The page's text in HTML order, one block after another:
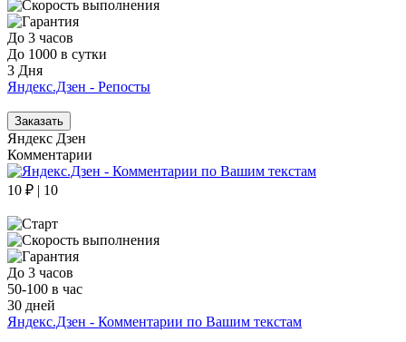
До 3 часов
До 1000 в сутки
3 Дня
Яндекс.Дзен - Репосты
Заказать
Яндекс Дзен
Комментарии
10 ₽ | 10
До 3 часов
50-100 в час
30 дней
Яндекс.Дзен - Комментарии по Вашим текстам